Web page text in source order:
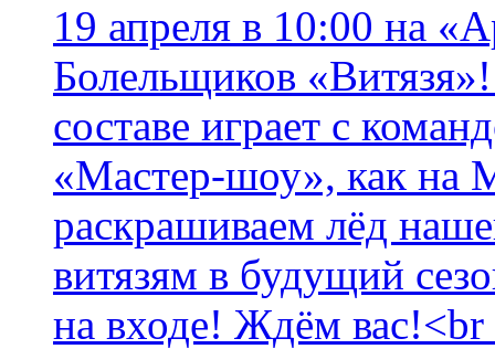
19 апреля в 10:00 на
Болельщиков
составе играет с
«Мастер-шоу», как на
раскрашиваем лёд
витязям в будущий
на входе! Ждём вас!<br